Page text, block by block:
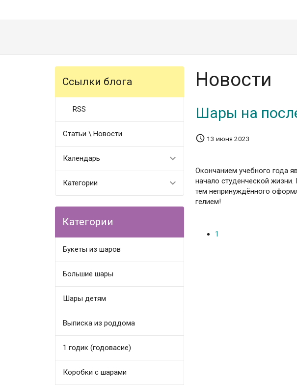
Ссылки блога
RSS
Статьи \ Новости
Календарь
Категории
Категории
Букеты из шаров
Большие шары
Шары детям
Выписка из роддома
1 годик (годовасие)
Коробки с шарами
Новости
Шары на
 13 июня 2023
Окончанием учебного года
начало студенческой
тем непринуждённого
гелием!
1